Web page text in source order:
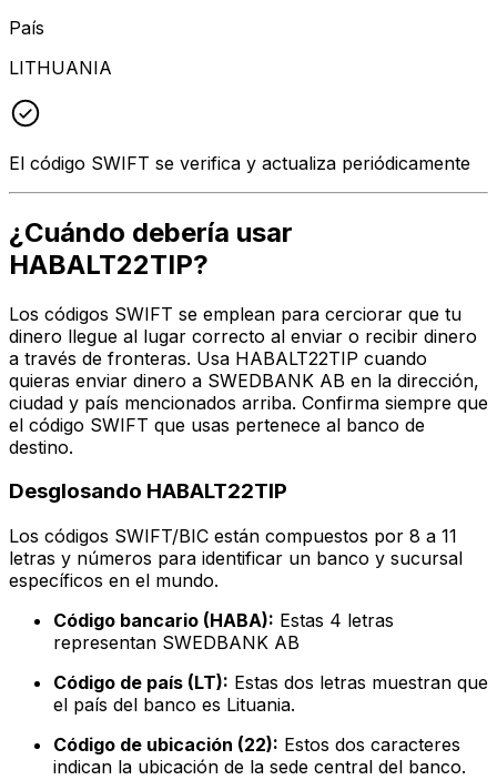
País
LITHUANIA
El código SWIFT se verifica y actualiza periódicamente
¿Cuándo debería usar
HABALT22TIP?
Los códigos SWIFT se emplean para cerciorar que tu
dinero llegue al lugar correcto al enviar o recibir dinero
a través de fronteras. Usa HABALT22TIP cuando
quieras enviar dinero a SWEDBANK AB en la dirección,
ciudad y país mencionados arriba. Confirma siempre que
el código SWIFT que usas pertenece al banco de
destino.
Desglosando HABALT22TIP
Los códigos SWIFT/BIC están compuestos por 8 a 11
letras y números para identificar un banco y sucursal
específicos en el mundo.
Código bancario (HABA): Estas 4 letras
representan SWEDBANK AB
Código de país (LT): Estas dos letras muestran que
el país del banco es Lituania.
Código de ubicación (22): Estos dos caracteres
indican la ubicación de la sede central del banco.